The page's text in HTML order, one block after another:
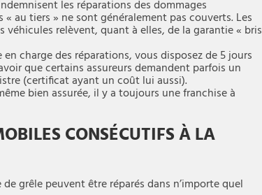
les réparations des dommages
au tiers » ne sont généralement pas couverts. Les
relèvent, quant à elles, de la garantie « bris
charge des réparations, vous disposez de 5 jours
que certains assureurs demandent parfois un
(certificat ayant un coût lui aussi).
bien assurée, il y a toujours une franchise à
CONSÉCUTIFS À LA
grêle peuvent être réparés dans n’importe quel